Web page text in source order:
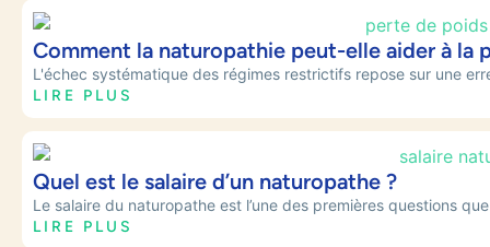
Comment la naturopathie peut-elle aider à la
L'échec systématique des régimes restrictifs repose sur une
LIRE PLUS
Quel est le salaire d’un naturopathe ?
Le salaire du naturopathe est l’une des premières questions
LIRE PLUS